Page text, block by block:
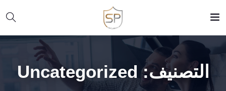
التصنيف: Uncategorized